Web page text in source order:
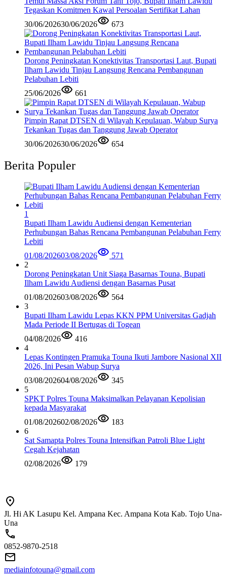
Tegaskan Komitmen Kawal Persoalan Sertifikat Lahan
30/06/202630/06/2026 673
Dorong Peningkatan Konektivitas Transportasi Laut, Bupati
Ilham Lawidu Tinjau Langsung Rencana Pembangunan
Pelabuhan Lebiti
25/06/2026
661
Pimpin Rapat DTSEN di Wilayah Kepulauan, Wabup Surya
Tekankan Tugas dan Tanggung Jawab Operator
30/06/202630/06/2026 654
Berita Populer
1
Bupati Ilham Lawidu Audiensi dengan Kementerian
Perhubungan Bahas Rencana Pembangunan Pelabuhan Ferry
Lebiti
01/08/202603/08/2026
571
2
Dorong Peningkatan Unit Siaga Basarnas Touna, Bupati
Ilham Lawidu Audiensi dengan Basarnas Pusat
01/08/202603/08/2026
564
3
Bupati Ilham Lawidu Lepas KKN PPM Universitas Gadjah
Mada Periode II Bertugas di Togean
04/08/2026
416
4
Lepas Kontingen Pramuka Touna Ikuti Jambore Nasional XII
2026, Ini Pesan Wabup Surya
03/08/202604/08/2026
345
5
SPKT Polres Touna Maksimalkan Pelayanan Kepolisian
kepada Masyarakat
01/08/202602/08/2026
183
6
Sat Samapta Polres Touna Intensifkan Patroli Blue Light
Cegah Kejahatan
02/08/2026
179
Jl. Hi AK Lasupu Kel. Ampana Kec. Ampana Kota Kab. Tojo Una-
Una
0852-9870-2518
mediainfotouna@gmail.com